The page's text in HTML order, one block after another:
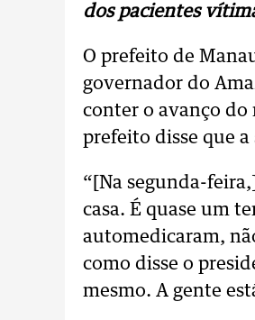
dos pacientes
O prefeito de
governador do
conter o avanço do
prefeito disse que
“[Na segunda-
casa. É quase um
automedicaram,
como disse o
mesmo. A gente